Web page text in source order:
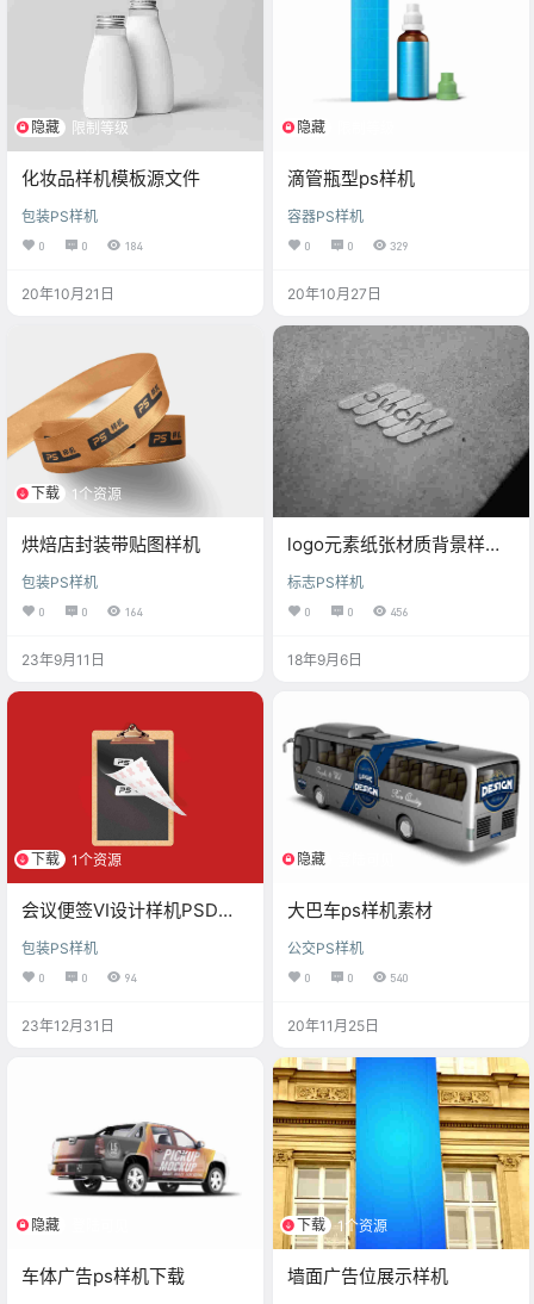
隐藏 限制等级
化妆品样机模板源文件
包装PS样机
0 0 184
20年10月21日
隐藏
滴管瓶型ps样机
容器PS样机
0 0 329
20年10月27日
下载 1个资源
烘焙店封装带贴图样机
包装PS样机
0 0 164
23年9月11日
logo元素纸张材质背景样机
标志PS样机
0 0 456
18年9月6日
下载 1个资源
会议便签VI设计样机PSD模
板
包装PS样机
0 0 94
23年12月31日
隐藏
大巴车ps样机素材
公交PS样机
0 0 540
20年11月25日
隐藏
车体广告ps样机下载
下载 1个资源
墙面广告位展示样机